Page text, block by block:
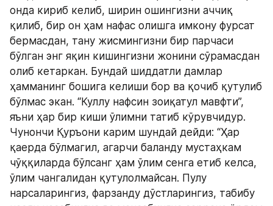
онда кириб келиб, ширин ошингизни аччиқ
қилиб, бир он ҳам нафас олишга имкону фурсат
бермасдан, тану жисмингизни бир парчаси
бўлган энг яқин кишингизни жонини сўрамасдан
олиб кетаркан. Бундай шиддатли дамлар
ҳамманинг бошига келиши бор ва қочиб қутулиб
бўлмас экан. “Куллу нафсин зоиқатул мавфти”,
яъни ҳар бир киши ўлимни татиб кўрувчидур.
Чунончи Қуръони карим шундай дейди: “Ҳар
қаерда бўлмагил, агарчи баланду мустаҳкам
чўққиларда бўлсанг ҳам ўлим сенга етиб келса,
ўлим чангалидан қутулолмайсан. Пулу
нарсаларингиз, фарзанду дўстларингиз, табибу